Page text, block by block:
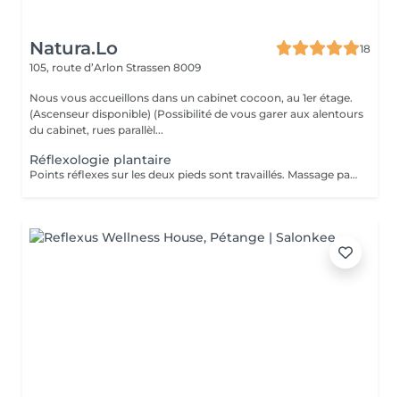
Natura.Lo
18
105, route d’Arlon Strassen 8009
Nous vous accueillons dans un cabinet cocoon, au 1er étage.
(Ascenseur disponible) (Possibilité de vous garer aux alentours
du cabinet, rues parallèl...
Réflexologie plantaire
Points réflexes sur les deux pieds sont travaillés. Massage par pression sur toutes les zones de vos pieds, utilisation avec du talc. Chèque cadeau disponible (Montant de votre choix, celui-ci est à indiquer lors de votre demande)